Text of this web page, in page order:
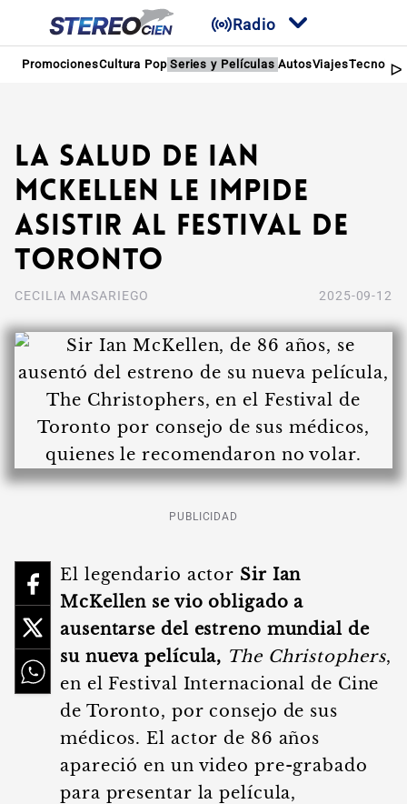
Radio
PromocionesCultura Pop Series y Películas AutosViajes
La salud de Ian
McKellen le impide
asistir al Festival de
Toronto
CECILIA MASARIEGO 2025-09-12
PUBLICIDAD
El legendario actor Sir Ian
McKellen se vio obligado a
ausentarse del estreno mundial de
su nueva película, The Christophers,
en el Festival Internacional de Cine
de Toronto, por consejo de sus
médicos. El actor de 86 años
apareció en un video pre-grabado
para presentar la película,